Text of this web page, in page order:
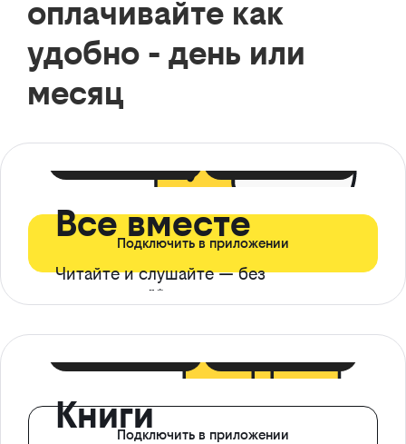
оплачивайте как
удобно - день или
месяц
Все вместе
Читайте и слушайте — без
ограничений*
Подключить в приложении
КнигиПодключить в приложении